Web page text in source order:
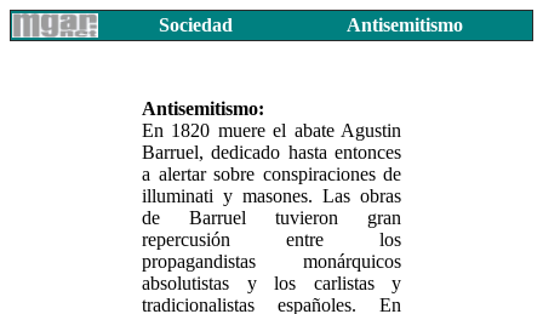
Sociedad Antisemitismo
Antisemitismo:
En 1820 muere el abate Agustin
Barruel, dedicado hasta entonces
a alertar sobre conspiraciones de
illuminati y masones. Las obras
de Barruel tuvieron gran
repercusión entre los
propagandistas monárquicos
absolutistas y los carlistas y
tradicionalistas españoles. En